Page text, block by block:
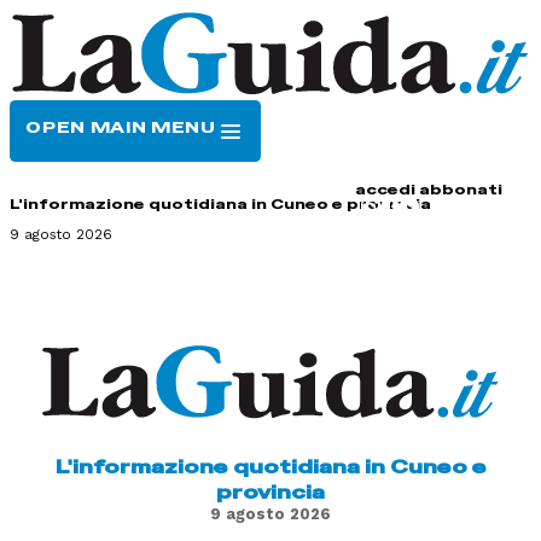
OPEN MAIN MENU
accedi abbonati
L'informazione quotidiana in Cuneo e provincia
9 agosto 2026
L'informazione quotidiana in Cuneo e
provincia
9 agosto 2026